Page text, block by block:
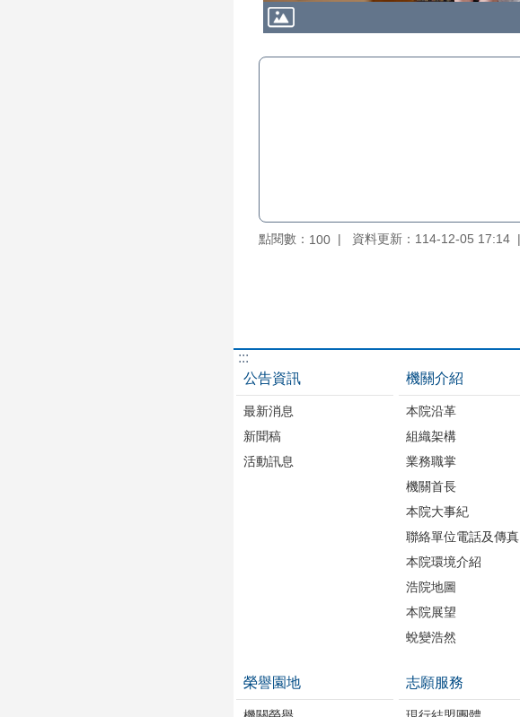
點閱數： 100 資料更新：114-12-05 17:14
:::
公告資訊
最新消息
新聞稿
活動訊息
機關介紹
本院沿革
組織架構
業務職掌
機關首長
本院大事紀
聯絡單位電話及傳真
本院環境介紹
浩院地圖
本院展望
蛻變浩然
榮譽園地 志願服務